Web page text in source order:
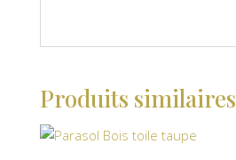
Produits similaires